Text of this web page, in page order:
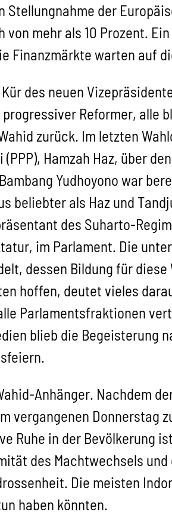
der
mehr als 10 Prozent.
Finanzmärkte warten auf
des neuen
Reformer, alle
zurück. Im letzten
Hamzah Haz, über
Yudhoyono war
beliebter als Haz und
des Suharto-
im Parlament. Die
dessen Bildung für
hoffen, deutet vieles
Parlamentsfraktionen
blieb die Begeisterung
Anhänger. Nachdem
vergangenen Donnerstag
Ruhe in der Bevölkerung
des Machtwechsels
Die meisten
haben könnten.